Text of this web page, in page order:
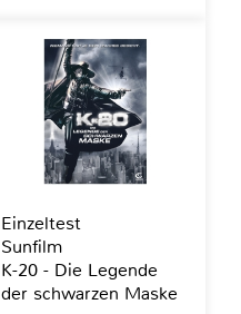
Einzeltest
Sunfilm
K-20 - Die Legende
der schwarzen Maske